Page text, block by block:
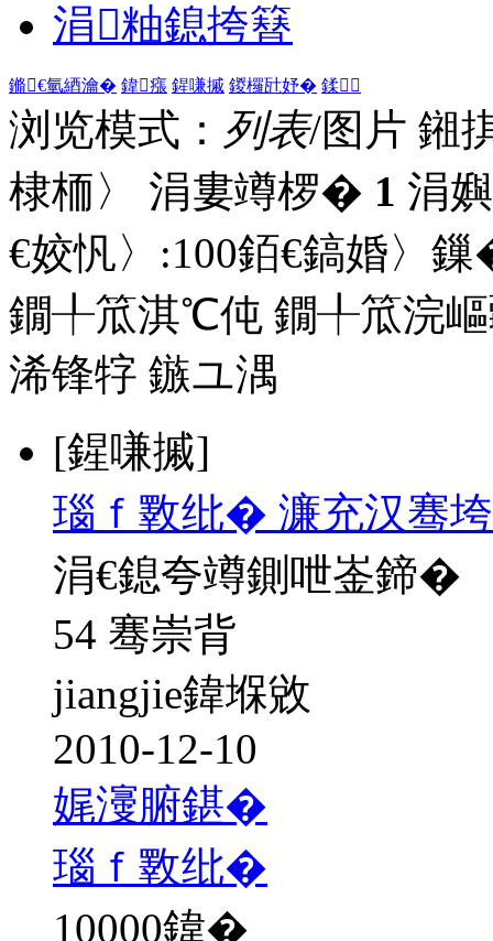
涓粙鎴挎簮
鏅€氫綇瀹� 鍏瘬 鍟嗛摵 鍐欏瓧妤� 鍒
浏览模式： 列表/图片 鎺
棣栭〉 涓婁竴椤� 1 涓
€姣忛〉:100銆€鎬婚〉
鐗╀笟淇℃伅 鐗╀笟浣
浠锋牸 鏃ユ湡
[鍟嗛摵]
瑙ｆ斁纰� 濂充汉骞
涓€鎴夸竴鍘呭崟鍗�
54 骞崇背
jiangjie鍏堢敓
2010-12-10
娓濅腑鍖�
瑙ｆ斁纰�
10000鍏�